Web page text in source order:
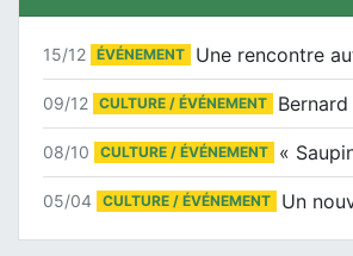
15/12 ÉVÉNEMENT
09/12 CULTURE / ÉVÉNEMENT
08/10 CULTURE / ÉVÉNEMENT
05/04 CULTURE / ÉVÉNEMENT